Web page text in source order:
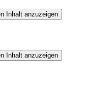
Inhalt anzuzeigen
Inhalt anzuzeigen